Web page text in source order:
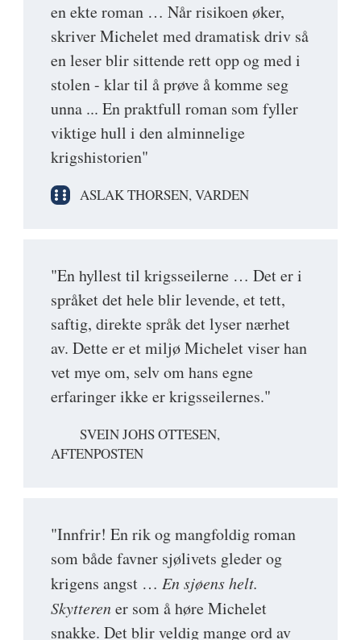
en ekte roman … Når risikoen øker,
skriver Michelet med dramatisk driv så
en leser blir sittende rett opp og med i
stolen - klar til å prøve å komme seg
unna ... En praktfull roman som fyller
viktige hull i den alminnelige
krigshistorien"
ASLAK THORSEN, VARDEN
"En hyllest til krigsseilerne … Det er i
språket det hele blir levende, et tett,
saftig, direkte språk det lyser nærhet
av. Dette er et miljø Michelet viser han
vet mye om, selv om hans egne
erfaringer ikke er krigsseilernes."
SVEIN JOHS OTTESEN,
AFTENPOSTEN
"Innfrir! En rik og mangfoldig roman
som både favner sjølivets gleder og
krigens angst … En sjøens helt.
Skytterener som å høre Michelet
snakke. Det blir veldig mange ord av